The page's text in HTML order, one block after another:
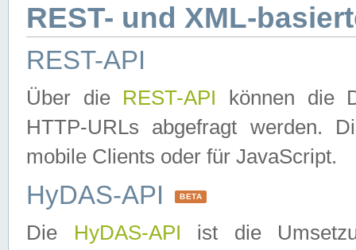
REST- und XML-
REST-API
Über die REST-API können die
HTTP-URLs abgefragt werden.
mobile Clients oder für JavaScript.
HyDAS-API BETA
Die HyDAS-API ist die